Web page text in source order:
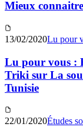
Mieux
13/02/2020Lu pour
Lu pour vous :
Triki sur La
Tunisie
22/01/2020Études